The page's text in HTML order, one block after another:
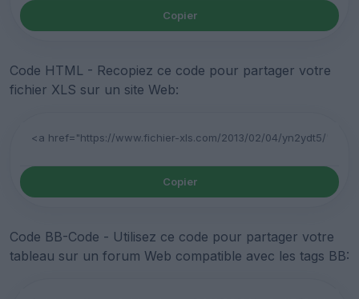
Copier
Code HTML - Recopiez ce code pour partager votre
fichier XLS sur un site Web:
Copier
Code BB-Code - Utilisez ce code pour partager votre
tableau sur un forum Web compatible avec les tags BB: